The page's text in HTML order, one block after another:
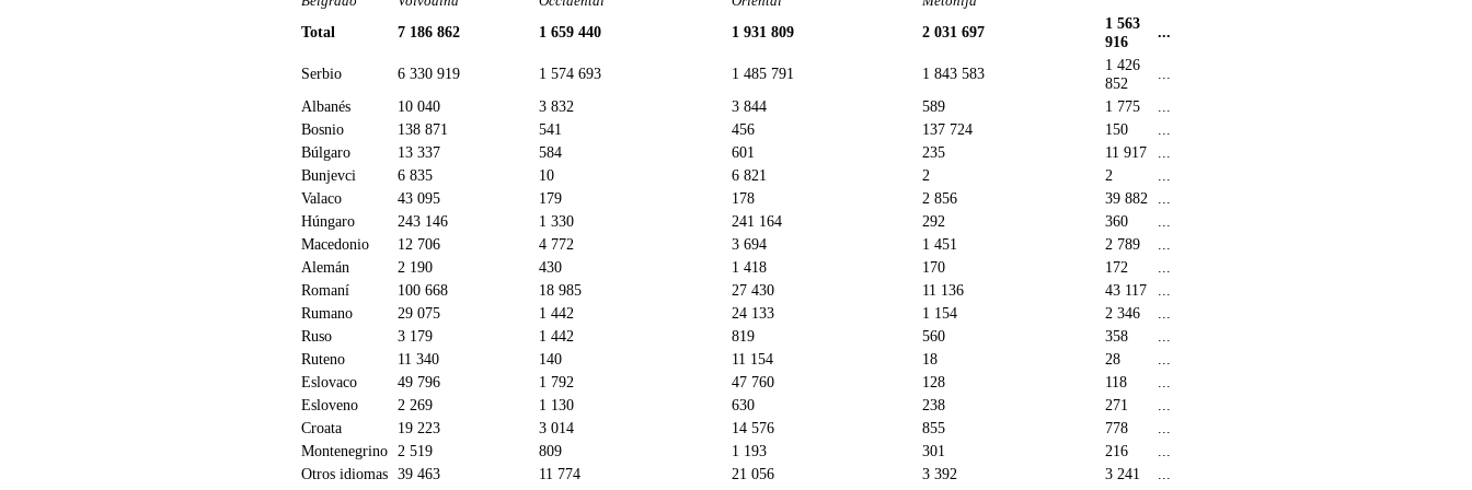
Total 7 186 862 1 659 440 1 931 809 2 031 697
1 563
916
...
Serbio 6 330 919 1 574 693 1 485 791 1 843 583
1 426
852
...
Albanés
10 040 3 832 3 844 589 1 775
...
Bosnio
138 871 541 456 137 724 150
...
Búlgaro
13 337 584 601 235 11 917
...
Bunjevci
6 835 10 6 821 2 2
...
Valaco
43 095 179 178 2 856 39 882
...
Húngaro
243 146 1 330 241 164 292 360
...
Macedonio
12 706 4 772 3 694 1 451 2 789
...
Alemán
2 190 430 1 418 170 172
...
Romaní
100 668 18 985 27 430 11 136 43 117
...
Rumano
29 075 1 442 24 133 1 154 2 346
...
Ruso
3 179 1 442 819 560 358
...
Ruteno
11 340 140 11 154 18 28
...
Eslovaco
49 796 1 792 47 760 128 118
...
Esloveno
2 269 1 130 630 238 271
...
Croata
19 223 3 014 14 576 855 778
...
Montenegrino 2 519 809 1 193 301 216
...
Otros idiomas 39 463 11 774 21 056 3 392 3 241
...